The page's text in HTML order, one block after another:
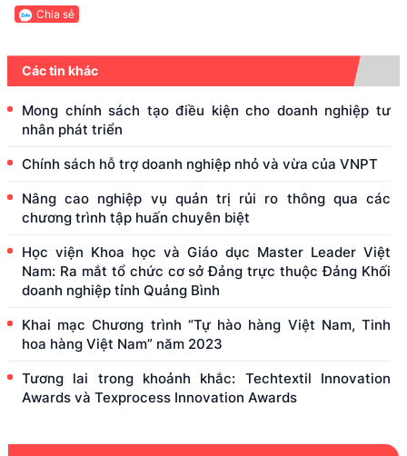
Chia sẻ
Các tin khác
Mong chính sách tạo điều kiện cho doanh nghiệp tư
nhân phát triển
Chính sách hỗ trợ doanh nghiệp nhỏ và vừa của VNPT
Nâng cao nghiệp vụ quản trị rủi ro thông qua các
chương trình tập huấn chuyên biệt
Học viện Khoa học và Giáo dục Master Leader Việt
Nam: Ra mắt tổ chức cơ sở Đảng trực thuộc Đảng Khối
doanh nghiệp tỉnh Quảng Bình
Khai mạc Chương trình “Tự hào hàng Việt Nam, Tinh
hoa hàng Việt Nam” năm 2023
Tương lai trong khoảnh khắc: Techtextil Innovation
Awards và Texprocess Innovation Awards